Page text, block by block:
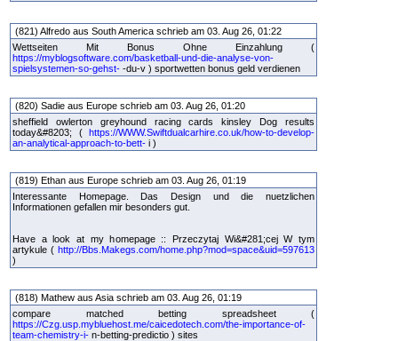
(821) Alfredo aus South America schrieb am 03. Aug 26, 01:22
Wettseiten Mit Bonus Ohne Einzahlung (
https://myblogsoftware.com/basketball-und-die-analyse-von-
spielsystemen-so-gehst- -du-v ) sportwetten bonus geld verdienen
(820) Sadie aus Europe schrieb am 03. Aug 26, 01:20
sheffield owlerton greyhound racing cards kinsley Dog results
today&#8203; ( https://WWW.Swiftdualcarhire.co.uk/how-to-develop-
an-analytical-approach-to-bett- i )
(819) Ethan aus Europe schrieb am 03. Aug 26, 01:19
Interessante Homepage. Das Design und die nuetzlichen
Informationen gefallen mir besonders gut.
Have a look at my homepage :: Przeczytaj Wi&#281;cej W tym
artykule ( http://Bbs.Makegs.com/home.php?mod=space&uid=597613
)
(818) Mathew aus Asia schrieb am 03. Aug 26, 01:19
compare matched betting spreadsheet (
https://Czg.usp.mybluehost.me/caicedotech.com/the-importance-of-
team-chemistry-i- n-betting-predictio ) sites